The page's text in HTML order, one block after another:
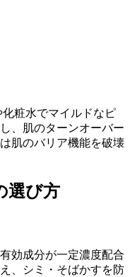
粧水でマイルドなピ
、肌のターンオーバー
肌のバリア機能を破壊
選び方
効成分が一定濃度配合
、シミ・そばかすを防